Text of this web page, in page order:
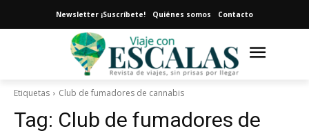
Newsletter ¡Suscríbete! Quiénes somos Contacto
Etiquetas Club de fumadores de cannabis
Tag: Club de fumadores de